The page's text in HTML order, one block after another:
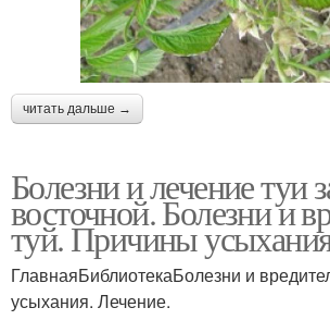
читать дальше →
Болезни и лечение туи
восточной. Болезни и
туй. Причины
ГлавнаяБиблиотекаБолезни и
усыхания. Лечение.